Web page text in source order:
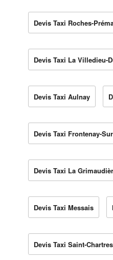
Devis Taxi Roches-
Devis Taxi La Villedieu-
Devis Taxi Aulnay
Devis Taxi Frontenay-
Devis Taxi La
Devis Taxi Messais
Devis Taxi Saint-Chartres